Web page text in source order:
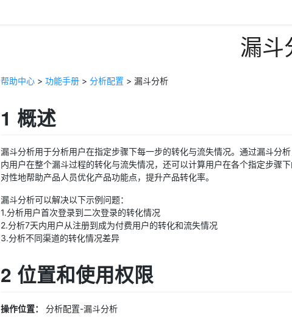
漏斗
帮助中心 > 功能手册 > 分析配置 > 漏斗分析
1 概述
漏斗分析用于分析用户在指定步骤下每一步的转化与流失情况。通过漏斗分
内用户在整个漏斗过程的转化与流失情况，还可以计算用户在各个指定步骤
对性地帮助产品人员优化产品功能点，提升产品转化率。
漏斗分析可以解决以下示例问题：
1.分析用户首次登录到二次登录的转化情况
2.分析7天内用户从注册到成为付费用户的转化和流失情况
3.分析不同渠道的转化情况差异
2 位置和使用权限
操作位置： 分析配置-漏斗分析